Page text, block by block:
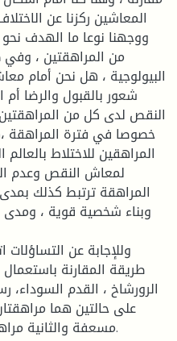
المعاشين ركزنا عن
ووجهنا نوعا ما الهدف
من المراهقتين ،
البيولوجية ، هل نحن أمام
شعور بالقبول والرضا
النقص لدى كل من
خصوصا في فترة المراهقة
المراهقين للاختلاط
لمعاش النقص وعدم
المراهقة ترتبط كذلك بمدى
وبناء شخصية قوية ، ومدى
وللإجابة عن التساؤلات
طريقة المقارنة باستعمال
الرورشاخ ، القدم
على حالتين هما
مسعفة والثانية مراهقة متبناة بالقرابة (داخل عائلي).